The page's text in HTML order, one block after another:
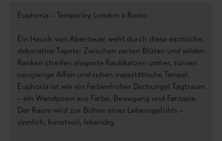
Euphoria – Temperley London x Romo
Ein Hauch von Abenteuer weht durch diese exotische,
dekorative Tapete: Zwischen zarten Blüten und wilden
Ranken streifen elegante Raubkatzen umher, turnen
neugierige Affen und ruhen majestätische Tempel.
Euphoria ist wie ein farbenfroher Dschungel Tagtraum
– ein Wandpoem aus Farbe, Bewegung und Fantasie.
Der Raum wird zur Bühne eines Lebensgefühls –
sinnlich, kunstvoll, lebendig.